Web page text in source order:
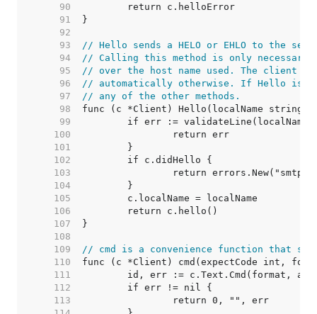
    90
    91
    92
    93
// Hello sends a HELO or EHLO to the
    94
// Calling this method is only
    95
// over the host name used. The client
    96
// automatically otherwise. If Hello is
    97
// any of the other methods.
    98
    99
   100
   101
   102
   103
   104
   105
   106
   107
   108
   109
// cmd is a convenience function that
   110
   111
   112
   113